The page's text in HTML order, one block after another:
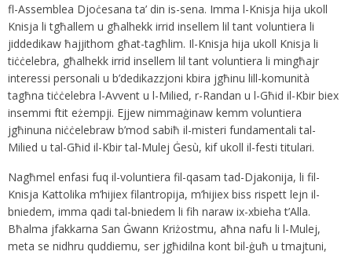
fl-Assemblea Djoċesana ta’ din is-sena. Imma l-Knisja hija ukoll
Knisja li tgħallem u għalhekk irrid insellem lil tant voluntiera li
jiddedikaw ħajjithom għat-tagħlim. Il-Knisja hija ukoll Knisja li
tiċċelebra, għalhekk irrid insellem lil tant voluntiera li mingħajr
interessi personali u b’dedikazzjoni kbira jgħinu lill-komunità
tagħna tiċċelebra l-Avvent u l-Milied, r-Randan u l-Għid il-Kbir biex
insemmi ftit eżempji. Ejjew nimmaġinaw kemm voluntiera
jgħinuna niċċelebraw b’mod sabiħ il-misteri fundamentali tal-
Milied u tal-Għid il-Kbir tal-Mulej Ġesù, kif ukoll il-festi titulari.
Nagħmel enfasi fuq il-voluntiera fil-qasam tad-Djakonija, li fil-
Knisja Kattolika m’hijiex filantropija, m’hijiex biss rispett lejn il-
bniedem, imma qadi tal-bniedem li fih naraw ix-xbieha t’Alla.
Bħalma jfakkarna San Ġwann Kriżostmu, aħna nafu li l-Mulej,
meta se nidhru quddiemu, ser jgħidilna kont bil-ġuħ u tmajtuni,